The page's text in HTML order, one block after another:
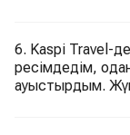
6. Kaspi Travel-
ресімдедім,
ауыстырдым.